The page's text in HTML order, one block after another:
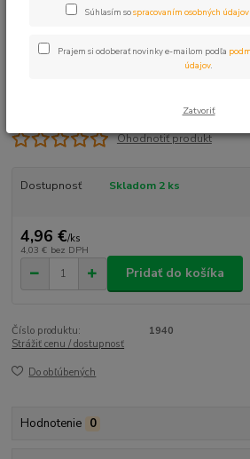
Ohodnotiť produkt
Dostupnosť Skladom 2 ks
4,96 €/ks
4,03 € bez DPH
Pridať do košíka
Číslo produktu:
1940
Strážiť cenu / dostupnosť
Do obľúbených
Hodnotenie 0
Súhlasím sospracovaním osobných údajov
Prajem si odoberať novinky e-mailom podľa
údajov
Zatvoriť